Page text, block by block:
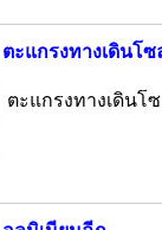
ตะแกรงทางเดินโซ
ตะแกรงทางเดินโ